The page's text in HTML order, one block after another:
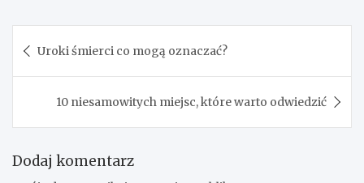
wpisu
Uroki śmierci co mogą oznaczać?
10 niesamowitych miejsc, które warto odwiedzić
Dodaj komentarz